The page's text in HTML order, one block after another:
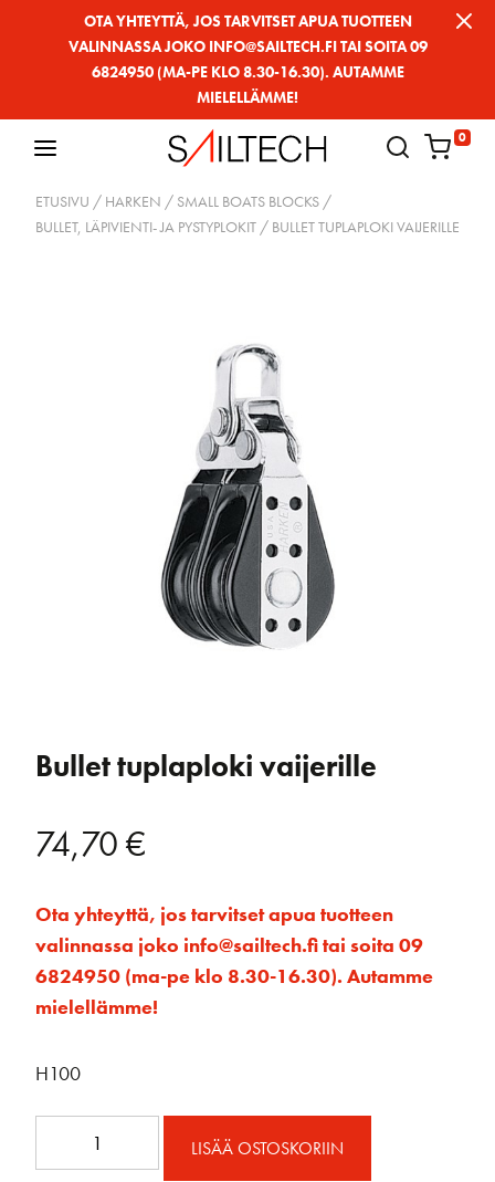
OTA YHTEYTTÄ, JOS TARVITSET APUA TUOTTEEN
VALINNASSA JOKO INFO@SAILTECH.FI TAI SOITA 09
6824950 (MA-PE KLO 8.30-16.30). AUTAMME
MIELELLÄMME!
0
ETUSIVU / HARKEN / SMALL BOATS BLOCKS /
BULLET, LÄPIVIENTI- JA PYSTYPLOKIT / BULLET TUPLAPLOKI VAIJERILLE
Bullet tuplaploki vaijerille
74,70€
Ota yhteyttä, jos tarvitset apua tuotteen
valinnassa joko info@sailtech.fi tai soita 09
6824950 (ma-pe klo 8.30-16.30). Autamme
mielellämme!
H100
LISÄÄ OSTOSKORIIN